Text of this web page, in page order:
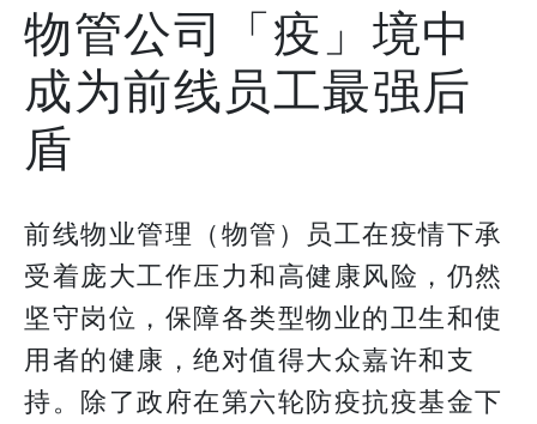
物管公司「疫」境中
成为前线员工最强后
盾
前线物业管理（物管）员工在疫情下承
受着庞大工作压力和高健康风险，仍然
坚守岗位，保障各类型物业的卫生和使
用者的健康，绝对值得大众嘉许和支
持。除了政府在第六轮防疫抗疫基金下